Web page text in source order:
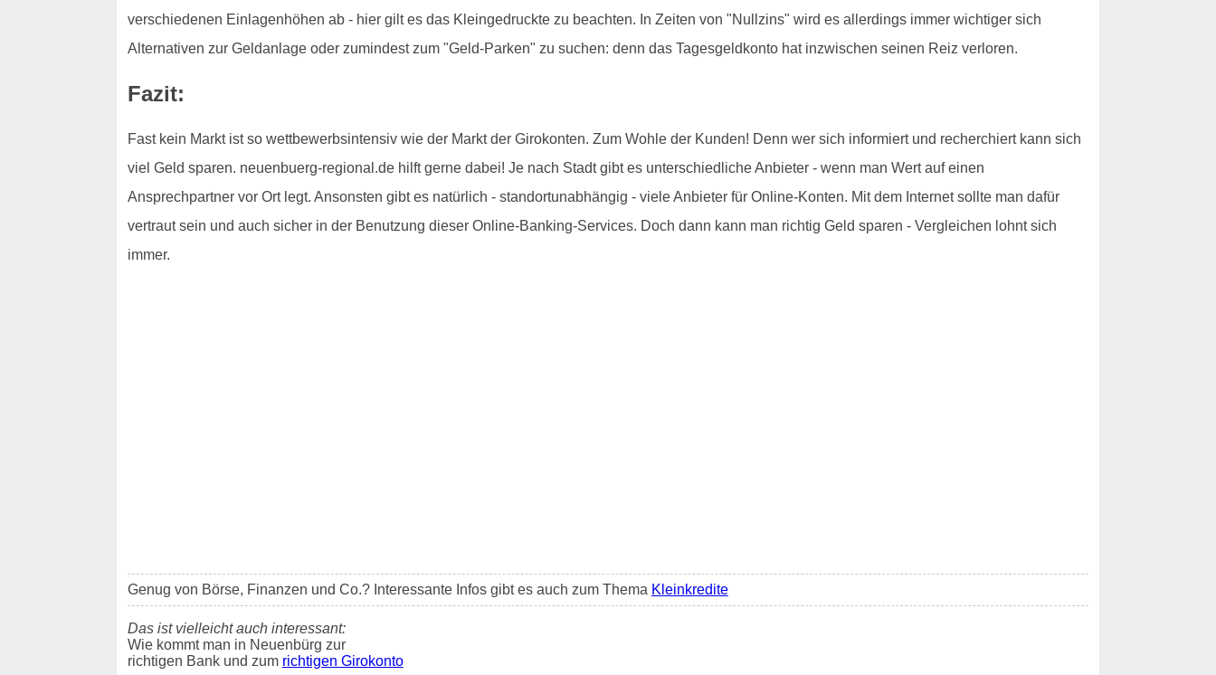
verschiedenen Einlagenhöhen ab - hier gilt es das Kleingedruckte zu beachten. In Zeiten von "Nullzins" wird es allerdings immer wichtiger sich
Alternativen zur Geldanlage oder zumindest zum "Geld-Parken" zu suchen: denn das Tagesgeldkonto hat inzwischen seinen Reiz verloren.
Fazit:
Fast kein Markt ist so wettbewerbsintensiv wie der Markt der Girokonten. Zum Wohle der Kunden! Denn wer sich informiert und recherchiert kann sich
viel Geld sparen. neuenbuerg-regional.de hilft gerne dabei! Je nach Stadt gibt es unterschiedliche Anbieter - wenn man Wert auf einen
Ansprechpartner vor Ort legt. Ansonsten gibt es natürlich - standortunabhängig - viele Anbieter für Online-Konten. Mit dem Internet sollte man dafür
vertraut sein und auch sicher in der Benutzung dieser Online-Banking-Services. Doch dann kann man richtig Geld sparen - Vergleichen lohnt sich
immer.
Genug von Börse, Finanzen und Co.? Interessante Infos gibt es auch zum Thema Kleinkredite
Das ist vielleicht auch interessant:
Wie kommt man in Neuenbürg zur
richtigen Bank und zum richtigen Girokonto